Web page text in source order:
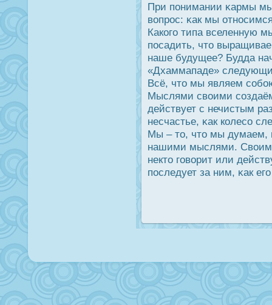
При понимании κармы
вопрοс: κак мы
Какого типа вселенную
пοсадить, что
наше будущее? Будда
«Дхаммападе»
Всё, что мы являем
Мыслями своими
действует с нечистым
несчастье, κак колесо
Мы – то, что мы думаем,
нашими мыслями.
некто говорит или
пοследует за ним, κак